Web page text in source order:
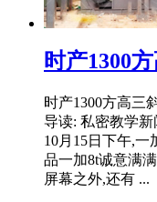
时产1300
时产1300方高三
导读: 私密教学
10月15日下午,
品一加8t诚意满
屏幕之外,还有 ...